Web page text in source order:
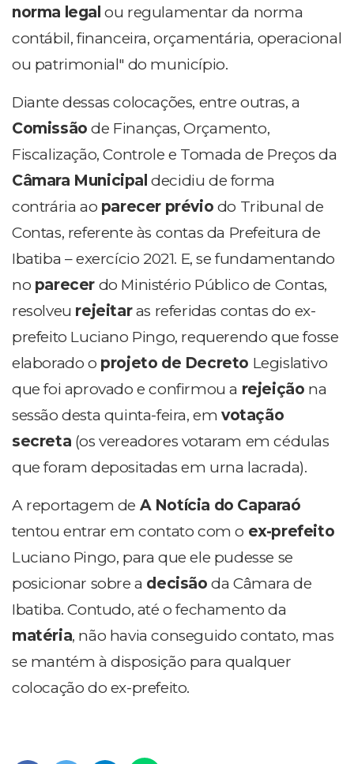
norma legal ou regulamentar da norma
contábil, financeira, orçamentária, operacional
ou patrimonial" do município.
Diante dessas colocações, entre outras, a
Comissãode Finanças, Orçamento,
Fiscalização, Controle e Tomada de Preços da
Câmara Municipal decidiu de forma
contrária ao parecer prévio do Tribunal de
Contas, referente às contas da Prefeitura de
Ibatiba – exercício 2021. E, se fundamentando
no parecer do Ministério Público de Contas,
resolveu rejeitaras referidas contas do ex-
prefeito Luciano Pingo, requerendo que fosse
elaborado o projeto de Decreto Legislativo
que foi aprovado e confirmou a rejeição na
sessão desta quinta-feira, emvotação
secreta (os vereadores votaram em cédulas
que foram depositadas em urna lacrada).
A reportagem de A Notícia do Caparaó
tentou entrar em contato com o ex-prefeito
Luciano Pingo, para que ele pudesse se
posicionar sobre a decisão da Câmara de
Ibatiba. Contudo, até o fechamento da
matéria, não havia conseguido contato, mas
se mantém à disposição para qualquer
colocação do ex-prefeito.